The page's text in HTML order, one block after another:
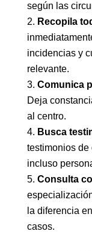
según las
Recopila
incidencias y
relevante.
Comunica
Deja
al centro.
Busca
testimonios de
incluso
Consulta
la diferencia
casos.